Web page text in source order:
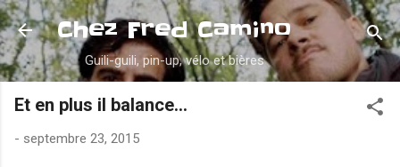
Accéder au contenu principal
Chez Fred Camino
Guili-guili, pin-up, vélo et bières
Et en plus il balance...
- septembre 23, 2015